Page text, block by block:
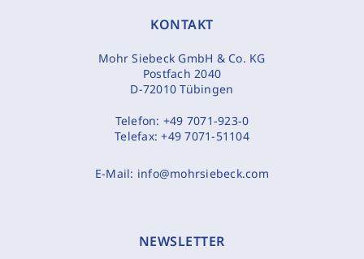
KONTAKT
Mohr Siebeck GmbH & Co. KG
Postfach 2040
D-72010 Tübingen
Telefon: +49 7071-923-0
Telefax:+49 7071-51104
E-Mail: info@mohrsiebeck.com
NEWSLETTER